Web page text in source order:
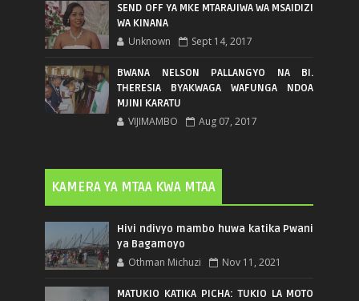
SEND OFF YA MKE MTARAJIWA WA MSAIDIZI
WA KINANA
Unknown Sept 14, 2017
BWANA NELSON PALLANGYO NA BI.
THERESIA BYAKWAGA WAFUNGA NDOA
MJINI KARATU
VIJIMAMBO Aug 07, 2017
KAMERA YA MTAA KWA MTAA
Hivi ndivyo mambo huwa katika Pwani
ya Bagamoyo
Othman Michuzi Nov 11, 2021
MATUKIO KATIKA PICHA: TUKIO LA MOTO